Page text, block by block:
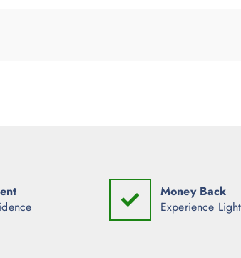
Money Back
Experience